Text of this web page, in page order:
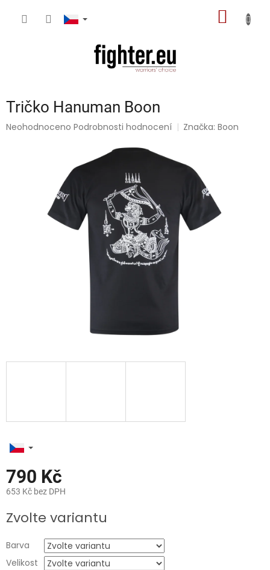
Tričko Hanuman Boon
Průměrné
Neohodnoceno Podrobnosti hodnocení Značka:Boon
790 Kč
653 Kč bez DPH
cena:
Zvolte variantu
Barva
Velikost